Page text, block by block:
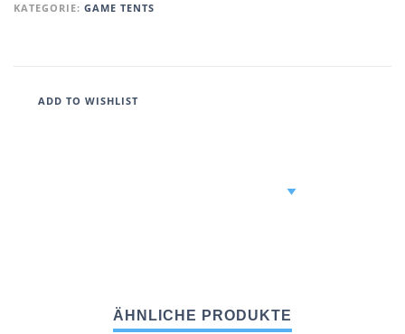
KATEGORIE: GAME TENTS
ADD TO WISHLIST
ÄHNLICHE PRODUKTE